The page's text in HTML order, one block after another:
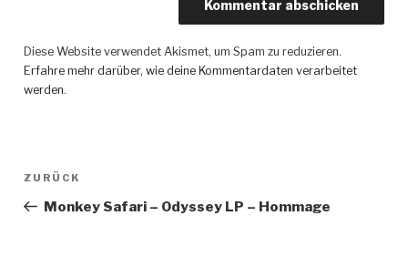
Diese Website verwendet Akismet, um Spam zu reduzieren.
Erfahre mehr darüber, wie deine Kommentardaten verarbeitet
werden.
Beitragsnavigation
Vorheriger
ZURÜCK
Monkey Safari – Odyssey LP – Hommage